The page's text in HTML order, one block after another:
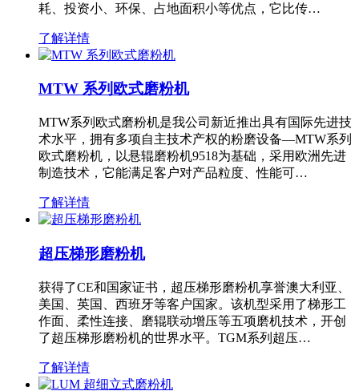
耗、投资小、环保、占地面积小等优点，它比传…
了解详情
MTW 系列欧式磨粉机
MTW系列欧式磨粉机是我公司新近推出具有国际先进技
术水平，拥有多项自主技术产权的粉磨设备—MTW系列
欧式磨粉机，以悬辊磨粉机9518为基础，采用欧洲先进
制造技术，它能满足客户对产品粒度、性能可…
了解详情
超压梯形磨粉机
获得了CE和国家证书，超压梯形磨粉机享誉澳大利亚、
美国、英国、西班牙等客户国家。该机型采用了梯形工
作面、柔性连接、磨辊联动增压等五项磨机技术，开创
了超压梯形磨粉机的世界水平。TGM系列超压…
了解详情